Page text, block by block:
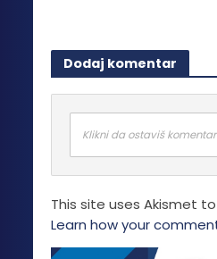
Dodaj komentar
Klikni da ostaviš komentar
This site uses Akismet
Learn how your